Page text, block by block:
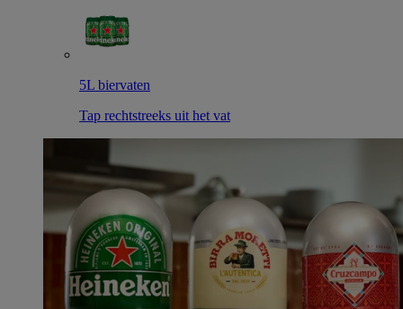
5L biervaten
Tap rechtstreeks uit het vat